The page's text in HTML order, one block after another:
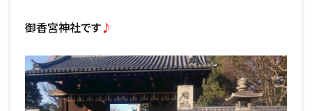
御香宮神社です♪